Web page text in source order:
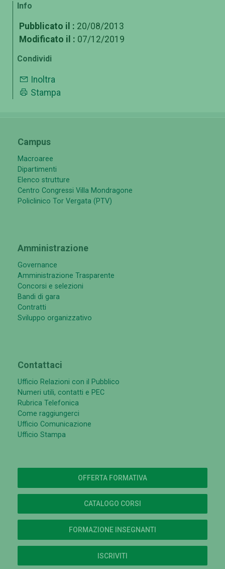
Info
Pubblicato il : 20/08/2013
Modificato il : 07/12/2019
Condividi
Inoltra
Stampa
Campus
Macroaree
Dipartimenti
Elenco strutture
Centro Congressi Villa Mondragone
Policlinico Tor Vergata (PTV)
Amministrazione
Governance
Amministrazione Trasparente
Concorsi e selezioni
Bandi di gara
Contratti
Sviluppo organizzativo
Contattaci
Ufficio Relazioni con il Pubblico
Numeri utili, contatti e PEC
Rubrica Telefonica
Come raggiungerci
Ufficio Comunicazione
Ufficio Stampa
OFFERTA FORMATIVA
CATALOGO CORSI
FORMAZIONE INSEGNANTI
ISCRIVITI